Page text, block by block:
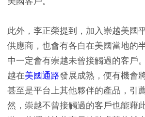
此外，李正榮提到，加入崇越美國
供應商，也會有各自在美國當地的
中一定會有崇越未曾接觸過的客戶
越在美國通路發展成熟，便有機會
甚至是平台上其他夥伴的產品，引
然，崇越不曾接觸過的客戶也能藉